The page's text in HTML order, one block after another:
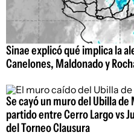
Sinae explicó qué implica la
Canelones, Maldonado y
Se cayó un muro del Ubilla
partido entre Cerro Largo vs
del Torneo Clausura